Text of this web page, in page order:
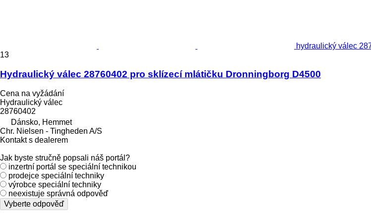
hydraulický válec
13
Hydraulický válec 28760402 pro sklízecí mlátičku Dronningborg D4500
Cena na vyžádání
Hydraulický válec
28760402
Dánsko, Hemmet
Chr. Nielsen - Tingheden A/S
Kontakt s dealerem
Jak byste stručně popsali náš portál?
inzertní portál se speciální technikou
prodejce speciální techniky
výrobce speciální techniky
neexistuje správná odpověď
Vyberte odpověď